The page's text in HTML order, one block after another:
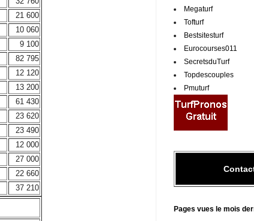
21 600
10 060
9 100
82 795
12 120
13 200
61 430
23 620
23 490
12 000
27 000
22 660
37 210
Megaturf
Tofturf
Bestsitesturf
Eurocourses011
SecretsduTurf
Topdescouples
Pmuturf
Pages vues le mois